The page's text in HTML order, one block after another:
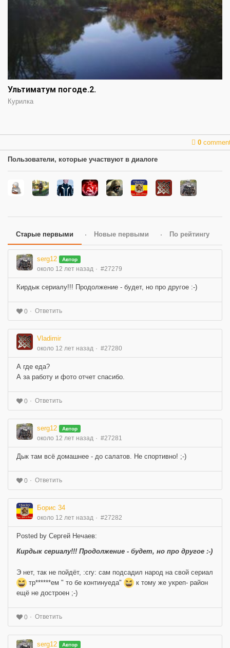
Ультиматум погоде.2.
Курилка
0
Пользователи, которые участвуют в диалоге
Старые первыми Новые первыми По рейтингу
serg12 Автор
около 12 лет назад #27279
Кирдык сериалу!!! Продолжение - будет, но про другое :-)
0 Ответить
Vladimir
около 12 лет назад #27280
А где еда?
А за работу и фото отчет спасибо.
0 Ответить
serg12 Автор
около 12 лет назад #27281
Дык там всё домашнее - до салатов. Не спортивно! ;-)
0 Ответить
Борис 34
около 12 лет назад #27282
Posted by Сергей Нечаев:
Кирдык сериалу!!! Продолжение - будет, но про другое :-)
Э нет, так не пойдёт, :cry: сам подсадил народ на свой сериал
тр******ем " то бе континуеда"
к тому же укреп- район
ещё не достроен ;-)
0 Ответить
serg12 Автор